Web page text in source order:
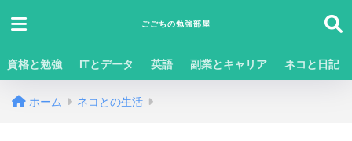
ごごちの勉強部屋
資格と勉強 ITとデータ 英語 副業とキャリア ネコと日記
ホーム ネコとの生活